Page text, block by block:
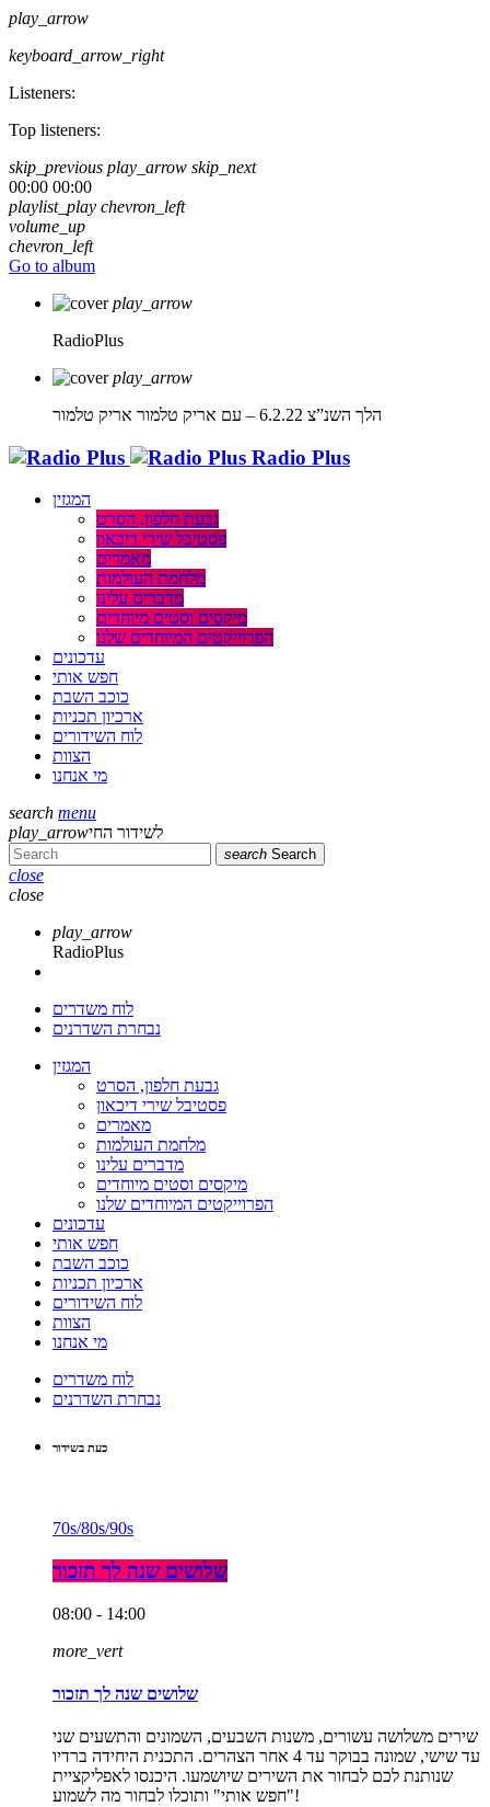
play_arrow
keyboard_arrow_right
Listeners:
Top listeners:
skip_previous play_arrow skip_next
00:00 00:00
playlist_play chevron_left
volume_up
chevron_left
Go to album
play_arrow
RadioPlus
play_arrow
הלך השנ”צ 6.2.22 – עם אריק טלמור
אריק טלמור
Radio Plus
המגזין
גבעת חלפון, הסרט
פסטיבל שירי דיכאון
מאמרים
מלחמת העולמות
מדברים עלינו
מיקסים וסטים מיוחדים
הפרוייקטים המיוחדים שלנו
עדכונים
חפש אותי
כוכב השבת
ארכיון תכניות
לוח השידורים
הצוות
מי אנחנו
search menu
play_arrowלשידור החי
search Search
close
close
play_arrow
RadioPlus
לוח משדרים
נבחרת השדרנים
המגזין
גבעת חלפון, הסרט
פסטיבל שירי דיכאון
מאמרים
מלחמת העולמות
מדברים עלינו
מיקסים וסטים מיוחדים
הפרוייקטים המיוחדים שלנו
עדכונים
חפש אותי
כוכב השבת
ארכיון תכניות
לוח השידורים
הצוות
מי אנחנו
לוח משדרים
נבחרת השדרנים
כעת בשידור
70s/80s/90s
שלושים שנה לך תזכור
08:00 - 14:00
more_vert
שלושים שנה לך תזכור
שירים משלושה עשורים, משנות השבעים, השמונים והתשעים שני
עד שישי, שמונה בבוקר עד 4 אחר הצהרים. התכנית היחידה ברדיו
שנותנת לכם לבחור את השירים שיושמעו. היכנסו לאפליקציית
"חפש אותי" ותוכלו לבחור מה לשמוע!